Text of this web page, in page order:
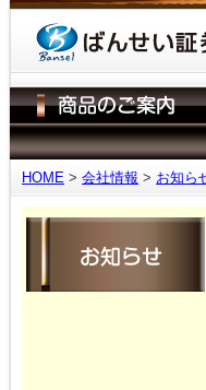
HOME > 会社情報 > お知ら